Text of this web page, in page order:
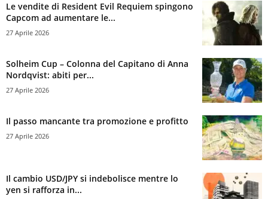
Le vendite di Resident Evil Requiem spingono
Capcom ad aumentare le...
27 Aprile 2026
Solheim Cup – Colonna del Capitano di Anna
Nordqvist: abiti per...
27 Aprile 2026
Il passo mancante tra promozione e profitto
27 Aprile 2026
Il cambio USD/JPY si indebolisce mentre lo
yen si rafforza in...